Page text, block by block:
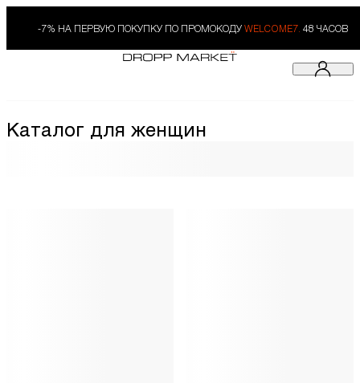
-7% НА ПЕРВУЮ ПОКУПКУ ПО ПРОМОКОДУ WELCOME7. 48 ЧАСОВ
Каталог для женщин